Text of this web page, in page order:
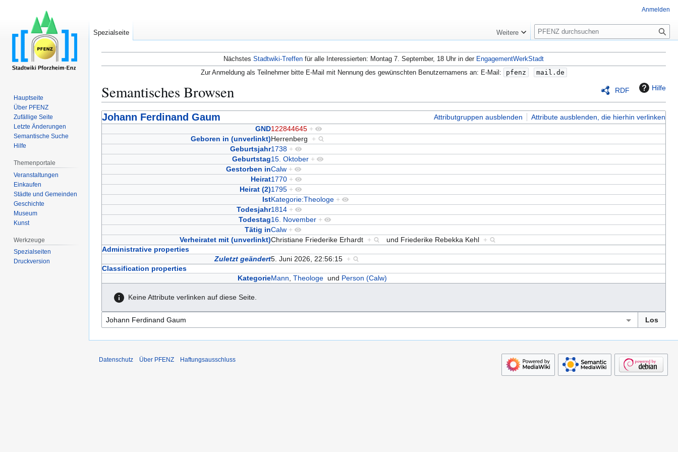
Nächstes Stadtwiki-Treffen für alle Interessierten: Montag 7. September, 18 Uhr in der EngagementWerkStadt
Zur Anmeldung als Teilnehmer bitte E-Mail mit Nennung des gewünschten Benutzernamens an: E-Mail:
pfenz mail.de
RDF Hilfe
Semantisches Browsen
Zur
Navigation
Zur
Suche
Johann Ferdinand Gaum Attributgruppen ausblenden
Attribute ausblenden, die hierhin verlinken
GND122844645 +
Geboren in (unverlinkt)Herrenberg +
Geburtsjahr1738 +
Geburtstag15. Oktober +
Gestorben inCalw +
Heirat1770 +
Heirat (2)1795 +
IstKategorie:Theologe +
Todesjahr1814 +
Todestag16. November +
Tätig inCalw +
Verheiratet mit (unverlinkt)Christiane Friederike Erhardt + und Friederike Rebekka Kehl +
Administrative properties
Zuletzt geändert5. Juni 2026, 22:56:15 +
Classification properties
KategorieMann ,Theologe und Person (Calw)
Keine Attribute verlinken auf diese Seite.
Anmelden
Spezialseite Weitere
S
u
c
h
e
Hauptseite
Über PFENZ
Zufällige Seite
Letzte Änderungen
Semantische Suche
Hilfe
Themenportale
Veranstaltungen
Einkaufen
Städte und Gemeinden
Geschichte
Museum
Kunst
Werkzeuge
Spezialseiten
Druckversion
Datenschutz Über PFENZ Haftungsausschluss